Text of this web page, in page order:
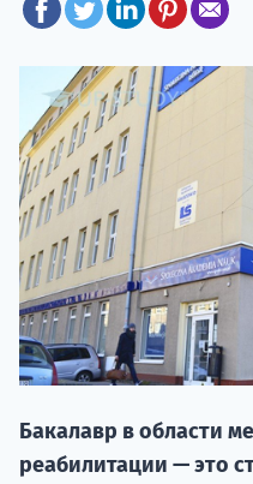
Бакалавр в области
реабилитации — это